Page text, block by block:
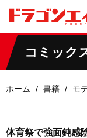
コミック
ホーム 書籍 モ
体育祭で強面鈍感